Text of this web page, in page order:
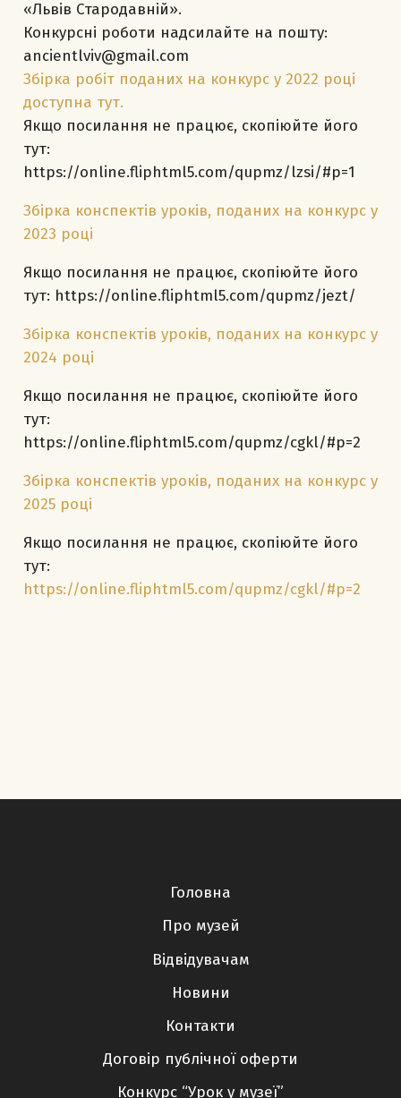
«Львів Стародавній».
Конкурсні роботи надсилайте на пошту:
ancientlviv@gmail.com
Збірка робіт поданих на конкурс у 2022 році
доступна тут.
Якщо посилання не працює, скопіюйте його
тут:
https://online.fliphtml5.com/qupmz/lzsi/#p=1
Збірка конспектів уроків, поданих на конкурс у
2023 році
Якщо посилання не працює, скопіюйте його
тут: https://online.fliphtml5.com/qupmz/jezt/
Збірка конспектів уроків, поданих на конкурс у
2024 році
Якщо посилання не працює, скопіюйте його
тут:
https://online.fliphtml5.com/qupmz/cgkl/#p=2
Збірка конспектів уроків, поданих на конкурс у
2025 році
Якщо посилання не працює, скопіюйте його
тут:
https://online.fliphtml5.com/qupmz/cgkl/#p=2
Головна
Про музей
Відвідувачам
Новини
Контакти
Договір публічної оферти
Конкурс “Урок у музеї”